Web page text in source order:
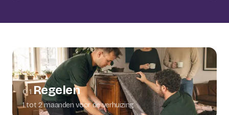
01 Regelen
1 tot 2 maanden voor de verhuizing